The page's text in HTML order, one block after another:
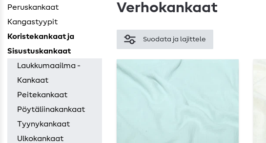
Peruskankaat
Kangastyypit
Koristekankaat ja
Sisustuskankaat
Laukkumaailma -
Kankaat
Peitekankaat
Pöytäliinakankaat
Tyynykankaat
Ulkokankaat
Verhokankaat
Suodata ja lajittele